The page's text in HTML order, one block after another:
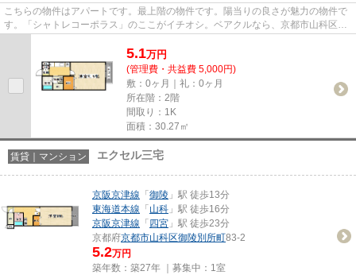
こちらの物件はアパートです。最上階の物件です。陽当りの良さが魅力の物件で
す。「シャトレコーポラス」のここがイチオシ。ベアクルなら、京都市山科区エ
5.1万円
(管理費・共益費 5,000円)
敷：0ヶ月｜礼：0ヶ月
所在階：2階
間取り：1K
面積：30.27㎡
賃貸｜マンション エクセル三宅
京阪京津線 「 御陵 」駅 徒歩13分
東海道本線 「 山科 」駅 徒歩16分
京阪京津線 「 四宮 」駅 徒歩23分
京都府京都市山科区御陵別所町83-2
5.2万円
築年数：築27年 ｜募集中： 1室